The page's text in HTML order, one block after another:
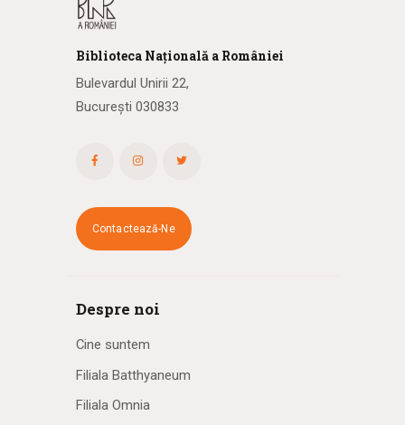
Biblioteca Națională a României
Bulevardul Unirii 22,
București 030833
Contactează-Ne
Despre noi
Cine suntem
Filiala Batthyaneum
Filiala Omnia